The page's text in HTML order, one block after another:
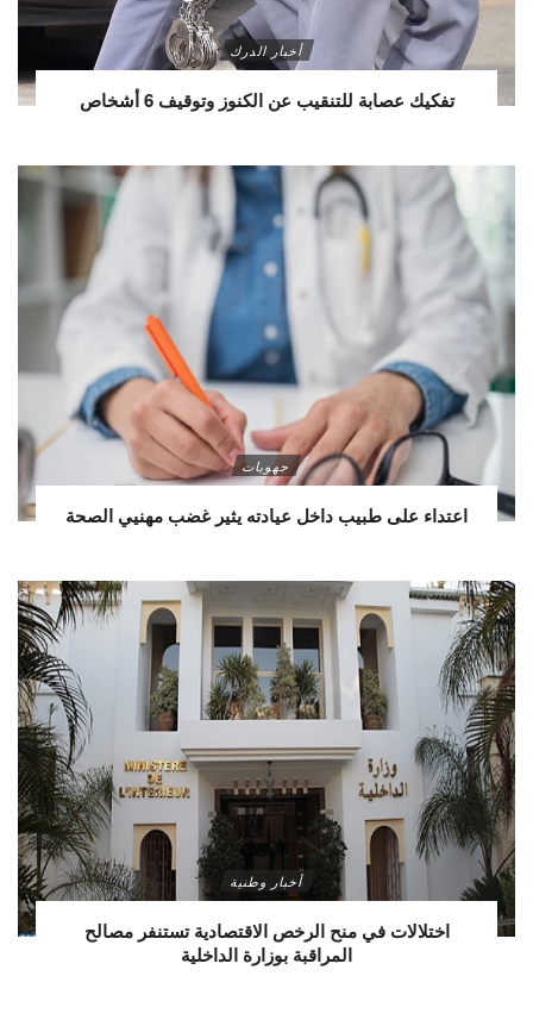
أخبار الدرك
تفكيك عصابة للتنقيب عن الكنوز وتوقيف 6 أشخاص
جهويات
اعتداء على طبيب داخل عيادته يثير غضب مهنيي الصحة
أخبار وطنية
اختلالات في منح الرخص الاقتصادية تستنفر مصالح
المراقبة بوزارة الداخلية